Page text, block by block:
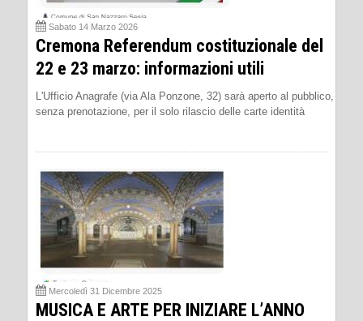
Sabato 14 Marzo 2026
Cremona Referendum costituzionale del
22 e 23 marzo: informazioni utili
L'Ufficio Anagrafe (via Ala Ponzone, 32) sarà aperto al pubblico,
senza prenotazione, per il solo rilascio delle carte identità
Mercoledì 31 Dicembre 2025
MUSICA E ARTE PER INIZIARE L’ANNO